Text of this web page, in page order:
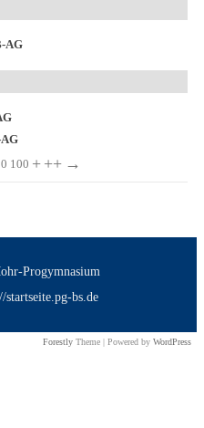
AG
100 + ++ →
Progymnasium
startseite.pg-bs.de
Forestly Theme | Powered by WordPress